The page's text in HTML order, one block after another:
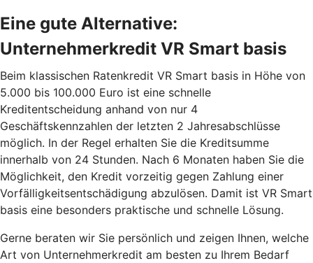
Eine gute Alternative:
Unternehmerkredit VR Smart basis
Beim klassischen Ratenkredit VR Smart basis in Höhe von
5.000 bis 100.000 Euro ist eine schnelle
Kreditentscheidung anhand von nur 4
Geschäftskennzahlen der letzten 2 Jahresabschlüsse
möglich. In der Regel erhalten Sie die Kreditsumme
innerhalb von 24 Stunden. Nach 6 Monaten haben Sie die
Möglichkeit, den Kredit vorzeitig gegen Zahlung einer
Vorfälligkeitsentschädigung abzulösen. Damit ist VR Smart
basis eine besonders praktische und schnelle Lösung.
Gerne beraten wir Sie persönlich und zeigen Ihnen, welche
Art von Unternehmerkredit am besten zu Ihrem Bedarf